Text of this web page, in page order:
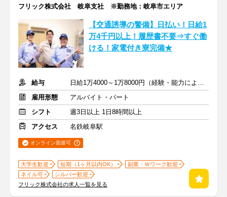
フリック株式会社 岐阜支社 ※勤務地：岐阜市エリア
【交通誘導の警備】日払い！日給1
万4千円以上！履歴書不要⇒すぐ働
ける！家電付き寮完備★
給与
日給1万4000～1万8000円（経験・能力による）
雇用形態
アルバイト・パート
シフト
週3日以上 1日8時間以上
アクセス
名鉄岐阜駅
オンライン面接可
大学生歓迎 短期（1ヶ月以内OK）
副業・Ｗワーク歓迎
ネイル可
シルバー歓迎
フリック株式会社の求人一覧を見る